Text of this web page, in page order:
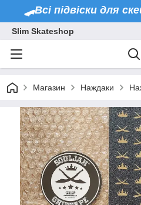
🛹Всі підвіски для
Slim Skateshop
Магазин Наждаки